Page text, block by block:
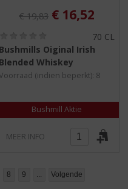
is:
Originele prijs was:
€19,83 , Huidige
€ 16,52
0
,
0
/
70 CL
Bushmills Oiginal Irish
Blended Whiskey
(indien beperkt): 8
Bushmill Aktie
MEER INFO
8 9 ... Volgende